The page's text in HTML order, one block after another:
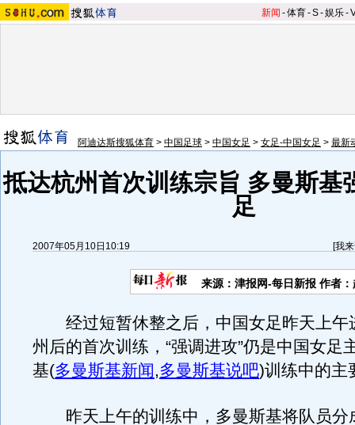
新闻 -体育-S-娱乐-
阿迪达斯搜狐体育 > 中国足球 > 中国女足 > 女足-中国女足 > 最新
抵达杭州首次训练宗旨 多曼斯基
足
2007年05月10日10:19 [我
来源：津报网-每日新报 作者：
经过短暂休整之后，中国女足昨天上午
州后的首次训练，“强调进攻”仍是中国女足
基(多曼斯基新闻,多曼斯基说吧)训练中的主
昨天上午的训练中，多曼斯基将队员分